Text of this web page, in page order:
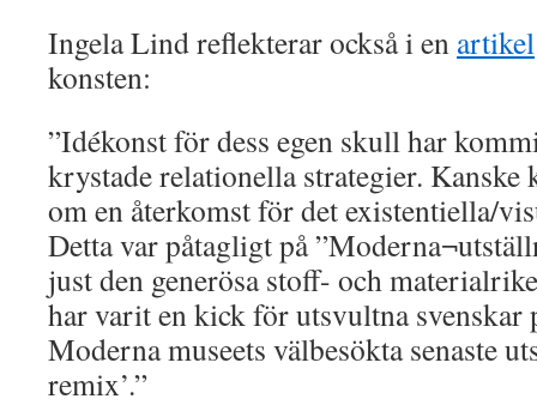
Ingela Lind reflekterar också i en artikel
konsten:
”Idékonst för dess egen skull har
krystade relationella strategier. Kanske
om en återkomst för det existentiella/
Detta var påtagligt på
just den generösa stoff- och
har varit en kick för utsvultna svenskar
Moderna museets välbesökta senaste
remix’.”